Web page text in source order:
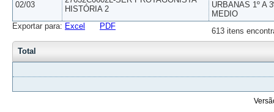
02/03
HISTÓRIA 2
URBANAS 1º A
MEDIO
613 itens
Exportar para: Excel PDF
Total